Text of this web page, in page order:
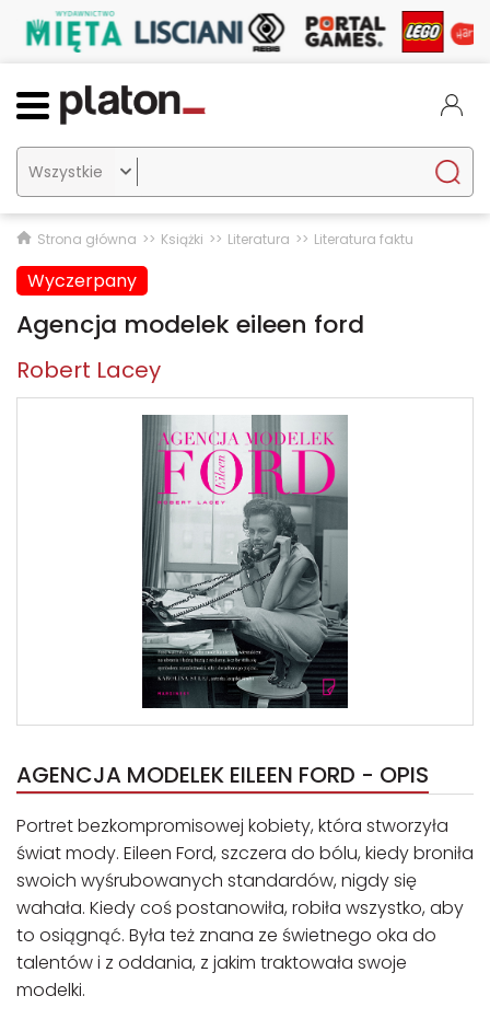

Strona główna Książki Literatura Literatura faktu
Wyczerpany
Agencja modelek eileen ford
Robert Lacey
AGENCJA MODELEK EILEEN FORD - OPIS
Portret bezkompromisowej kobiety, która stworzyła
świat mody. Eileen Ford, szczera do bólu, kiedy broniła
swoich wyśrubowanych standardów, nigdy się
wahała. Kiedy coś postanowiła, robiła wszystko, aby
to osiągnąć. Była też znana ze świetnego oka do
talentów i z oddania, z jakim traktowała swoje
modelki.